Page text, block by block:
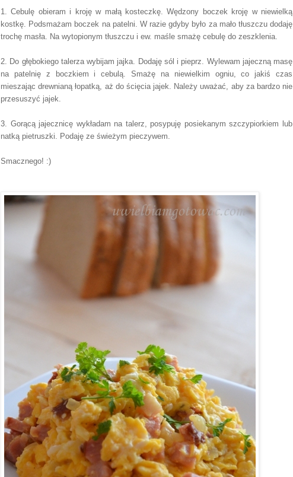
1. Cebulę obieram i kroję w małą kosteczkę. Wędzony boczek kroję w niewielką
kostkę. Podsmażam boczek na patelni. W razie gdyby było za mało tłuszczu dodaję
trochę masła. Na wytopionym tłuszczu i ew. maśle smażę cebulę do zeszklenia.
2. Do głębokiego talerza wybijam jajka. Dodaję sól i pieprz. Wylewam jajeczną masę
na patelnię z boczkiem i cebulą. Smażę na niewielkim ogniu, co jakiś czas
mieszając drewnianą łopatką, aż do ścięcia jajek. Należy uważać, aby za bardzo nie
przesuszyć jajek.
3. Gorącą jajecznicę wykładam na talerz, posypuję posiekanym szczypiorkiem lub
natką pietruszki. Podaję ze świeżym pieczywem.
Smacznego! :)